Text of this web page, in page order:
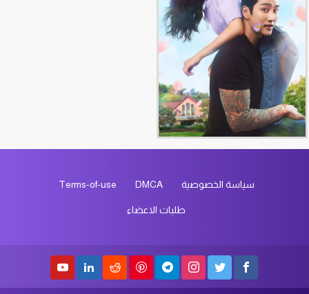
سياسة الخصوصية DMCA
Terms-of-use
طلبات الاعضاء